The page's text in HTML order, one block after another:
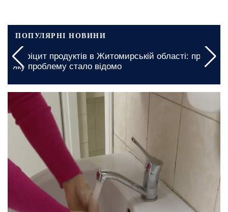
ПОПУЛЯРНІ НОВИНИ
Безкоштовне житло для ВПО у Дніпропетровській
області: хто саме може отримати дім
сьогодні, 11:00